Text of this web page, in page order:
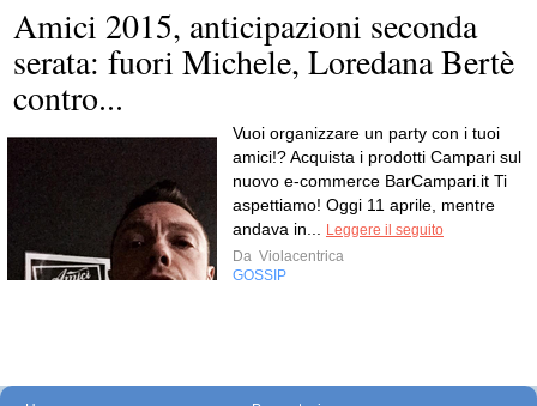
Amici 2015, anticipazioni seconda
serata: fuori Michele, Loredana Bertè
contro...
Vuoi organizzare un party con i tuoi
amici!? Acquista i prodotti Campari sul
nuovo e-commerce BarCampari.it Ti
aspettiamo! Oggi 11 aprile, mentre
andava in...
Leggere il seguito
Da Violacentrica
GOSSIP